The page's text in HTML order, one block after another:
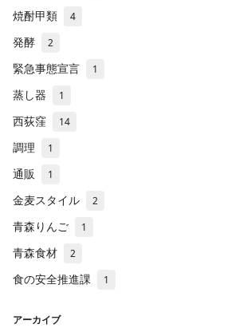
焼酎甲類 4
発酵 2
緊急事態宣言 1
蒸し器 1
西荻窪 14
調理 1
通販 1
金麦スタイル 2
青森りんご 1
青森食材 2
食の安全推進課 1
アーカイブ